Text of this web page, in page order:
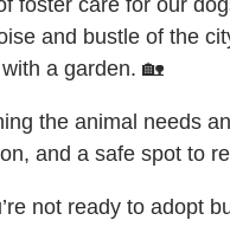
foster care for our
and bustle of the
a garden. 🏡
the animal needs
and a safe spot to
not ready to adopt